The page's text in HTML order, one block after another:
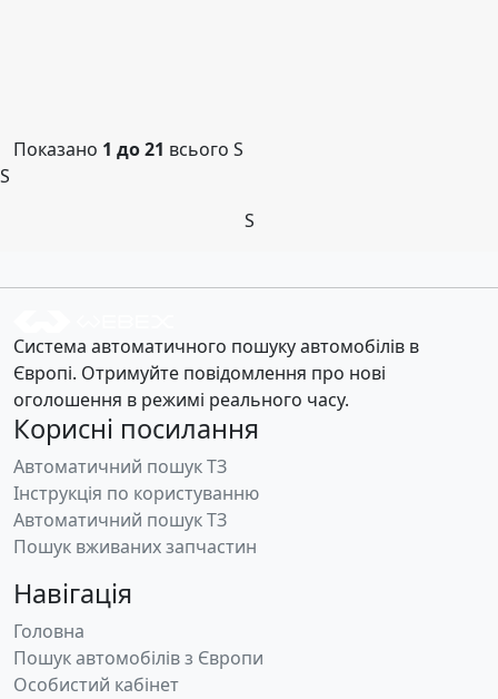
Показано 1 до 21 всього S
S
S
Система автоматичного пошуку автомобілів в
Європі. Отримуйте повідомлення про нові
оголошення в режимі реального часу.
Корисні посилання
Автоматичний пошук ТЗ
Інструкція по користуванню
Автоматичний пошук ТЗ
Пошук вживаних запчастин
Навігація
Головна
Пошук автомобілів з Європи
Особистий кабінет